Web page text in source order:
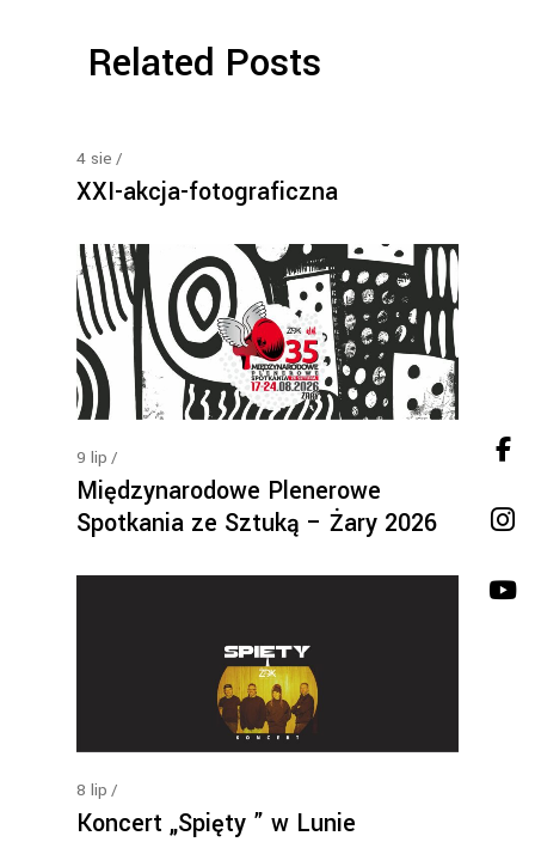
Related Posts
4 sie
XXI-akcja-fotograficzna
9 lip
Międzynarodowe Plenerowe
Spotkania ze Sztuką – Żary 2026
8 lip
Koncert „Spięty ” w Lunie